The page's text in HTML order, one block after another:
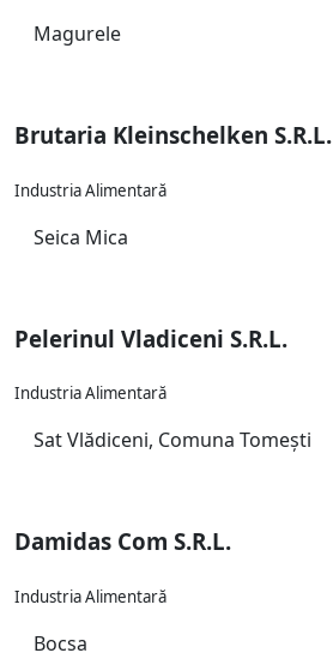
Magurele
Brutaria Kleinschelken S.R.L.
Industria Alimentară
Seica Mica
Pelerinul Vladiceni S.R.L.
Industria Alimentară
Sat Vlădiceni, Comuna Tomești
Damidas Com S.R.L.
Industria Alimentară
Bocsa